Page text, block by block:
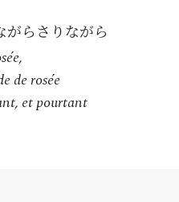
de rosée
et pourtant